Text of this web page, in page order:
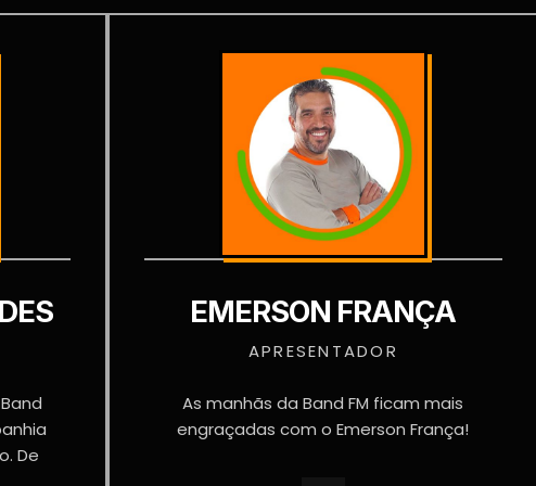
De
EMERSON FRANÇA
APRESENTADOR
As manhãs da Band FM ficam mais
engraçadas com o Emerson França!